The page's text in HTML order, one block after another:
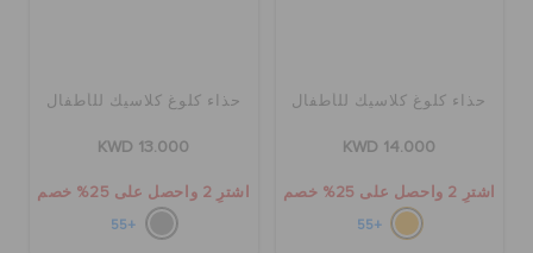
حذاء كلوغ كلاسيك للأطفال
KWD 14.000
اشترِ 2 واحصل على 25% خصم
+55
حذاء كلوغ كلاسيك للأطفال
KWD 13.000
اشترِ 2 واحصل على 25% خصم
+55